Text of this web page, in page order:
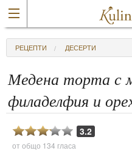
РЕЦЕПТИ ДЕСЕРТИ
Медена торта с
филаделфия и
3.2
от общо 134 гласа